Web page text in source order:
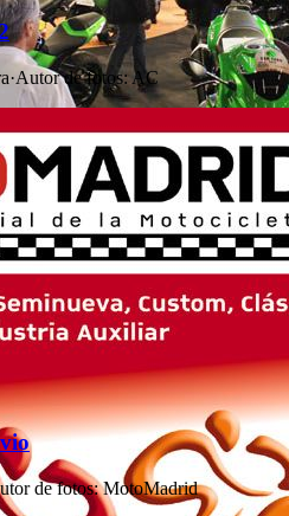
·Autor de fotos: AC
de fotos: MotoMadrid